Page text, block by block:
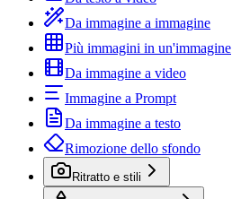
Da immagine a immagine
Più immagini in un'immagine
Da immagine a video
Immagine a Prompt
Da immagine a testo
Rimozione dello sfondo
Ritratto e stili